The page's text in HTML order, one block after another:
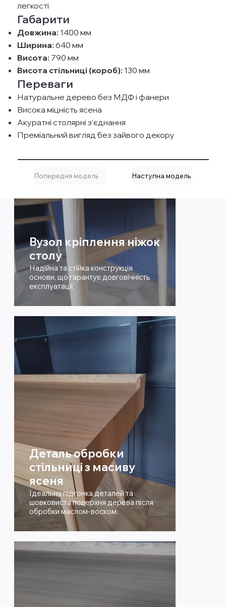
легкості
Габарити
Довжина: 1400 мм
Ширина: 640 мм
Висота: 790 мм
Висота стільниці (короб): 130 мм
Переваги
Натуральне дерево без МДФ і фанери
Висока міцність ясена
Акуратні столярні з’єднання
Преміальний вигляд без зайвого декору
Попередня модель Наступна модель
Вузол кріплення ніжок
столу
Надійна та стійка конструкція
основи, що гарантує довговічність
експлуатації.
Деталь обробки
стільниці з масиву
ясеня
Ідеальна підгонка деталей та
шовковиста поверхня дерева після
обробки маслом-воском.